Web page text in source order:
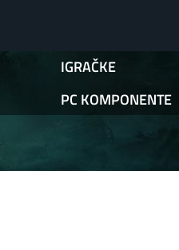
IGRAČKE
PC KOMPONENTE